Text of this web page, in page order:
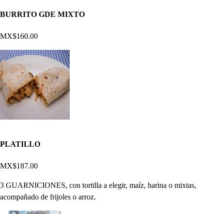
BURRITO GDE MIXTO
MX$160.00
PLATILLO
MX$187.00
3 GUARNICIONES, con tortilla a elegir, maíz, harina o mixtas,
acompañado de frijoles o arroz.